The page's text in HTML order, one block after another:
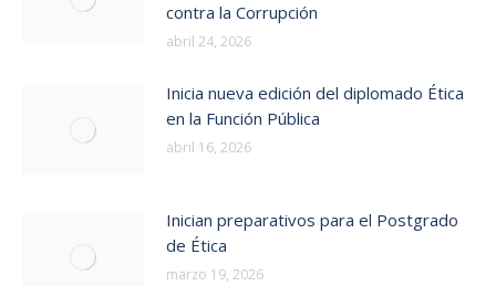
contra la Corrupción
abril 24, 2026
Inicia nueva edición del diplomado Ética
en la Función Pública
abril 16, 2026
Inician preparativos para el Postgrado
de Ética
marzo 19, 2026